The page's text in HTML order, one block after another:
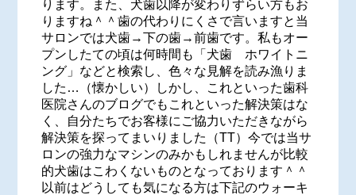
ります。また、犬歯以降が変わりずらい方もお
りますね＾＾歯の代わりにくさで言いますと当
サロンでは犬歯→下の歯→前歯です。私もオー
プンしたての頃は何時間も「犬歯 ホワイトニ
ング」などと検索し、色々な見解を読み漁りま
した…（懐かしい）しかし、これといった歯科
医院さんのブログでもこれといった解決策はな
く、自分たちでお客様にご協力いただきながら
解決策を探ってまいりました（TT）今では当サ
ロンの強力なマシンのみかもしれませんが比較
的犬歯はこわくないものとなっております＾＾
以前はどうしても気になる方は下記のウォーキ